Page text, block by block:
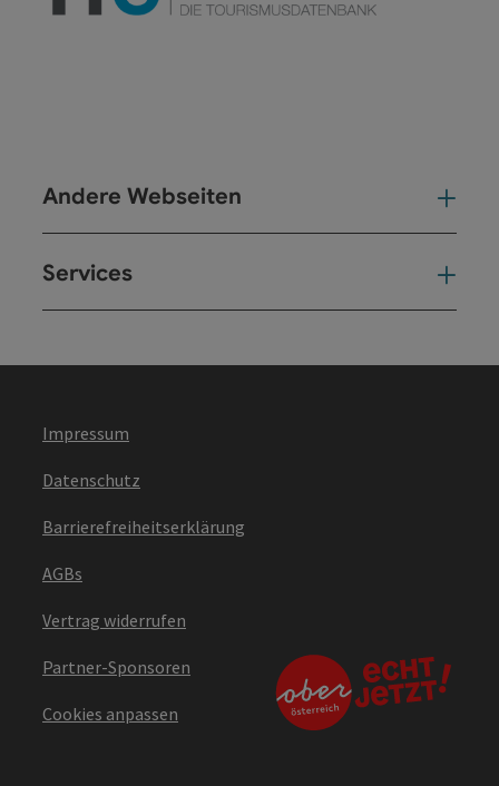
Andere Webseiten
Services
Impressum
Datenschutz
Barrierefreiheitserklärung
AGBs
Vertrag widerrufen
Partner-Sponsoren
Cookies anpassen